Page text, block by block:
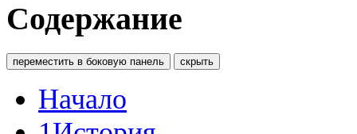
Содержание
переместить в боковую панель скрыть
Начало